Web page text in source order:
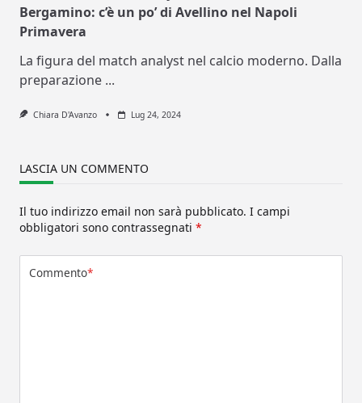
Bergamino: c’è un po’ di Avellino nel Napoli
Primavera
La figura del match analyst nel calcio moderno. Dalla
preparazione ...
Chiara D'Avanzo Lug 24, 2024
LASCIA UN COMMENTO
Il tuo indirizzo email non sarà pubblicato. I campi
obbligatori sono contrassegnati *
Commento*